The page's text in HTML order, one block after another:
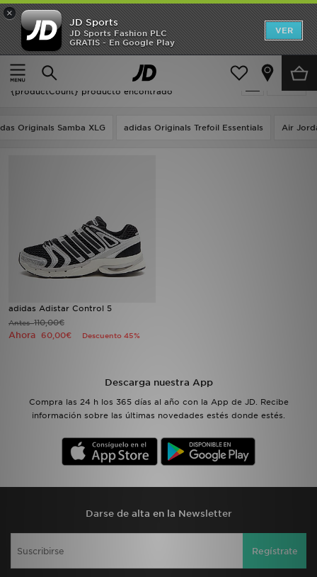
×
JD Sports
JD Sports Fashion PLC
GRATIS - En Google Play
VER
Página principal
Oferta | Adidas Adistar Control 5
Oferta | Adidas Adistar Control 5
{productCount} producto encontrado
Originals Samba XLG adidas Originals Trefoil Essentials Air
adidas Adistar Control 5
Antes110,00€
Ahora 60,00€ Descuento 45%
Descarga nuestra App
Compra las 24 h los 365 días al año con la App de JD. Recibe
información sobre las últimas novedades estés donde estés.
Darse de alta en la Newsletter
Regístrate
Hombre
Mujer
Niños
Deportes & Fitness
JD Fútbol